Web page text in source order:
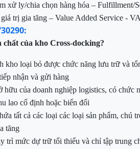
xử ly/chia chọn hàng hóa – Fulfillment/
trị gia tăng – Value Added Service -
của kho Cross-docking?
kho loại bỏ được chức năng lưu trữ và
nhận và gửi hàng
hữu của doanh nghiệp logistics, có chức
lao cố định hoặc biến đổi
tất cả các loại các loại sản phẩm, chú
tăng
trì mức dự trữ tối thiểu và chỉ tập trung